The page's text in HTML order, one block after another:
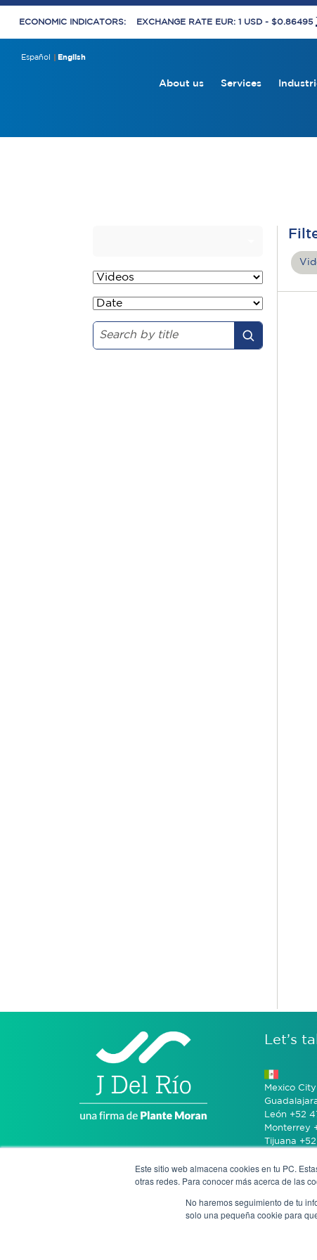
Este sitio web almacena cookies en tu PC.
otras redes. Para conocer más acerca de las
No haremos seguimiento de tu
solo una pequeña cookie para
ECONOMIC INDICATORS: EXCHANGE RATE EUR: 1 USD - $0.86495
Español English
About us Services
Let’s
Mexico
León +52
Monterrey
Tijuana
Bogotá